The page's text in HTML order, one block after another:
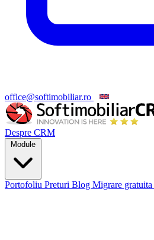
office@softimobiliar.ro
Despre CRM
Module
Portofoliu Preturi Blog Migrare gratuita